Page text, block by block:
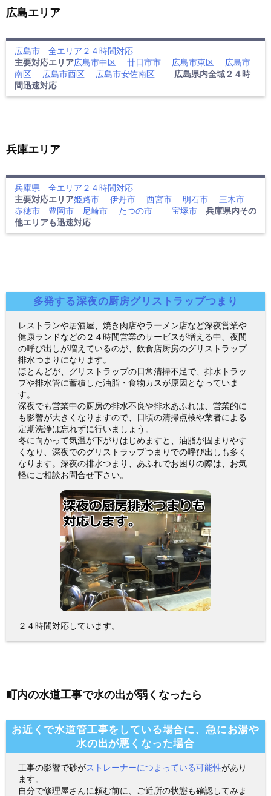
広島エリア
広島市 全エリア２４時間対応
主要対応エリア広島市中区 廿日市市 広島市東区
広島市
南区
広島市西区 広島市安佐南区
広島県内全域２４時
間迅速対応
兵庫エリア
兵庫県 全エリア２４時間対応
主要対応エリア姫路市 伊丹市 西宮市 明石市
三木市
赤穂市
豊岡市 尼崎市 たつの市 宝塚市
兵庫県内その
他エリアも迅速対応
多発する深夜の厨房グリストラップつまり
レストランや居酒屋、焼き肉店やラーメン店など深夜営業や
健康ランドなどの２４時間営業のサービスが増える中、夜間
の呼び出しが増えているのが、飲食店厨房のグリストラップ
排水つまりになります。
ほとんどが、グリストラップの日常清掃不足で、排水トラッ
プや排水管に蓄積した油脂・食物カスが原因となっていま
す。
深夜でも営業中の厨房の排水不良や排水あふれは、営業的に
も影響が大きくなりますので、日頃の清掃点検や業者による
定期洗浄は忘れずに行いましょう。
冬に向かって気温が下がりはじめますと、油脂が固まりやす
くなり、深夜でのグリストラップつまりでの呼び出しも多く
なります。深夜の排水つまり、あふれでお困りの際は、お気
軽にご相談お問合せ下さい。
２４時間対応しています。
町内の水道工事で水の出が弱くなったら
お近くで水道管工事をしている場合に、急にお湯や
水の出が悪くなった場合
工事の影響で砂がストレーナーにつまっている可能性があり
ます。
自分で修理屋さんに頼む前に、ご近所の状態も確認してみま